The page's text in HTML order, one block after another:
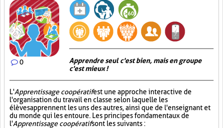
0
Apprendre seul c'est bien, mais en groupe
c'est mieux !
L'Apprentissage coopératifest une approche interactive de
l'organisation du travail en classe selon laquelle les
élèves apprennent les uns des autres, ainsi que de l'enseignant et
du monde qui les entoure. Les principes fondamentaux de
l'Apprentissage coopératifsont les suivants :